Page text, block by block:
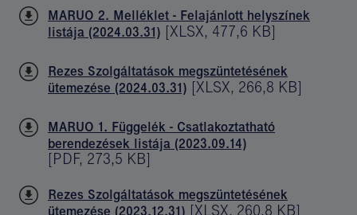
MARUO 2. Melléklet - Felajánlott helyszínek
listája (2024.03.31) [XLSX, 477,6 KB]
Rezes Szolgáltatások megszüntetésének
ütemezése (2024.03.31) [XLSX, 266,8 KB]
MARUO 1. Függelék - Csatlakoztatható
berendezések listája (2023.09.14)
[PDF, 273,5 KB]
Rezes Szolgáltatások megszüntetésének
ütemezése (2023.12.31) [XLSX, 260,8 KB]